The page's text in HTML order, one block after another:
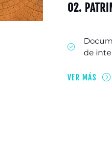
02.
de
VER MÁS